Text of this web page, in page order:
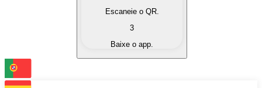
Converta suas criptomoedas em moeda fiduciária
Troque uma criptomoeda por outra
Escaneie o QR.
3
Baixe o app.